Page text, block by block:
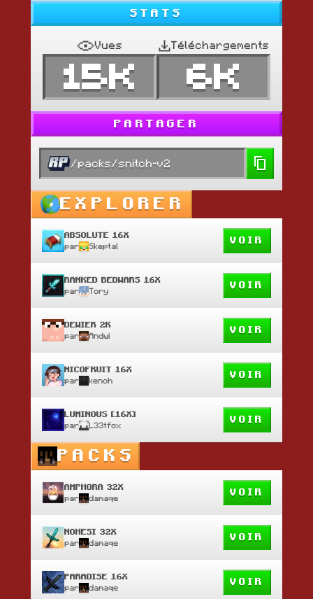
STATS
Vues
15K
Téléchargements
6K
PARTAGER
/packs/snitch-v2
EXPLORER
ABSOLUTE 16X
par Skeptal
VOIR
RANKED BEDWARS 16X
par Tory
VOIR
DEWIER 2K
par Andwi
VOIR
NICOFRUIT 16X
par kenoh
VOIR
LUMINOUS [16X]
par L33tfox
VOIR
PACKS
AMPHORA 32X
par damaqe
VOIR
NOHESI 32X
par damaqe
VOIR
PARADISE 16X
par damaqe
VOIR